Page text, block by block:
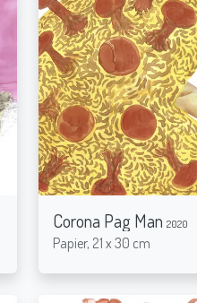
Corona Pag Man 2020
Papier, 21 x 30 cm